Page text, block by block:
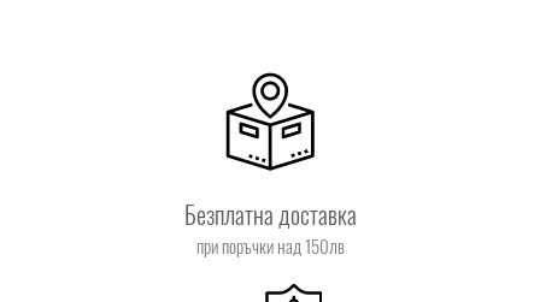
Безплатна доставка
при поръчки над 150лв